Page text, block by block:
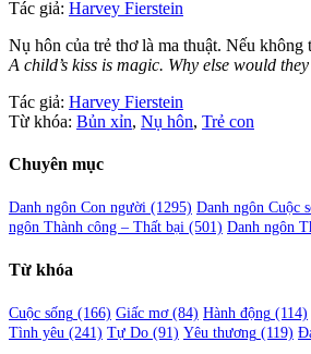
Tác giả: Harvey Fierstein
Nụ hôn của trẻ thơ là ma thuật. Nếu
A child’s kiss is magic. Why else would
Tác giả: Harvey Fierstein
Từ khóa: Bủn xỉn, Nụ hôn, Trẻ con
Chuyên mục
Danh ngôn Con người (1295) Danh ngôn Cuộc
ngôn Thành công – Thất bại (501) Danh ngôn
Từ khóa
Cuộc sống (166) Giấc mơ(84) Hành động (114)
Tình yêu (241) Tự Do (91) Yêu thương (119)